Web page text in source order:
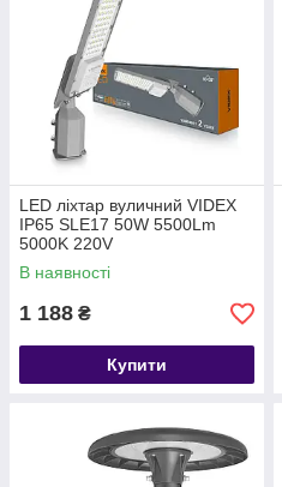
LED ліхтар вуличний VIDEX
IP65 SLE17 50W 5500Lm
5000K 220V
В наявності
1 188 ₴
Купити